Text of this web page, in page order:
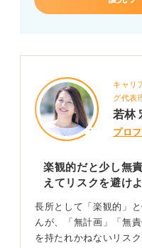
キャリ
グ代表
若林
プロ
楽観的だと少し無
えてリスクを避け
長所として「楽観的」
んが、「無計画」「無
を持たれかねないリス